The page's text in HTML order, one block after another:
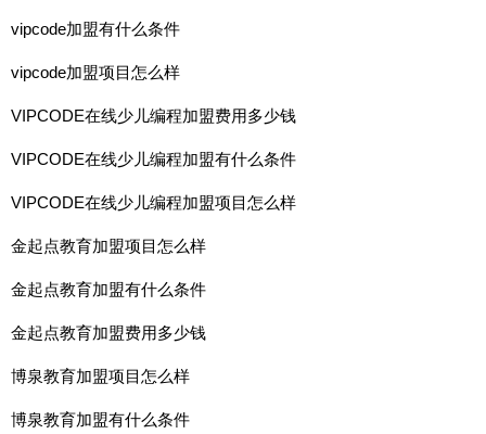
vipcode加盟有什么条件
vipcode加盟项目怎么样
VIPCODE在线少儿编程加盟费用多少钱
VIPCODE在线少儿编程加盟有什么条件
VIPCODE在线少儿编程加盟项目怎么样
金起点教育加盟项目怎么样
金起点教育加盟有什么条件
金起点教育加盟费用多少钱
博泉教育加盟项目怎么样
博泉教育加盟有什么条件